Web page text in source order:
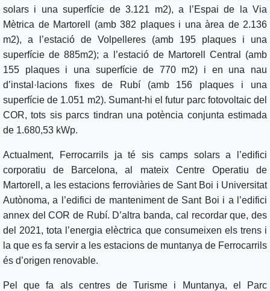
solars i una superfície de 3.121 m2), a l’Espai de la Via
Mètrica de Martorell (amb 382 plaques i una àrea de 2.136
m2), a l’estació de Volpelleres (amb 195 plaques i una
superfície de 885m2); a l’estació de Martorell Central (amb
155 plaques i una superfície de 770 m2) i en una nau
d’instal·lacions fixes de Rubí (amb 156 plaques i una
superfície de 1.051 m2). Sumant-hi el futur parc fotovoltaic del
COR, tots sis parcs tindran una potència conjunta estimada
de 1.680,53 kWp.
Actualment, Ferrocarrils ja té sis camps solars a l’edifici
corporatiu de Barcelona, al mateix Centre Operatiu de
Martorell, a les estacions ferroviàries de Sant Boi i Universitat
Autònoma, a l’edifici de manteniment de Sant Boi i a l’edifici
annex del COR de Rubí. D’altra banda, cal recordar que, des
del 2021, tota l’energia elèctrica que consumeixen els trens i
la que es fa servir a les estacions de muntanya de Ferrocarrils
és d’origen renovable.
Pel que fa als centres de Turisme i Muntanya, el Parc